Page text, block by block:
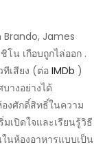
Brando, James
น เกือบถูกไล่ออก .
เสียง (ต่อ IMDb )
างอย่างได้
งศักดิ์สิทธิ์ในความ
เปิดใจและเรียนรู้วิธี
นห้องอาหารแบบเป็น